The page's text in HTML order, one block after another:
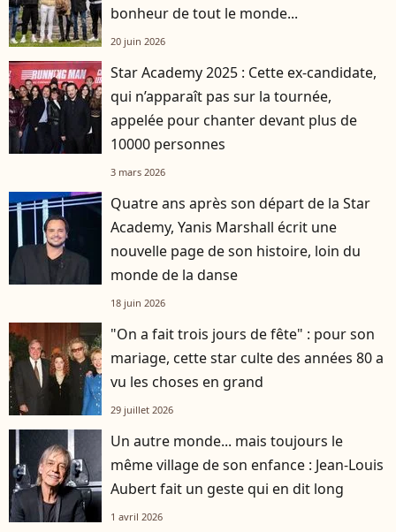
bonheur de tout le monde...
20 juin 2026
Star Academy 2025 : Cette ex-candidate,
qui n’apparaît pas sur la tournée,
appelée pour chanter devant plus de
10000 personnes
3 mars 2026
Quatre ans après son départ de la Star
Academy, Yanis Marshall écrit une
nouvelle page de son histoire, loin du
monde de la danse
18 juin 2026
"On a fait trois jours de fête" : pour son
mariage, cette star culte des années 80 a
vu les choses en grand
29 juillet 2026
Un autre monde... mais toujours le
même village de son enfance : Jean-Louis
Aubert fait un geste qui en dit long
1 avril 2026